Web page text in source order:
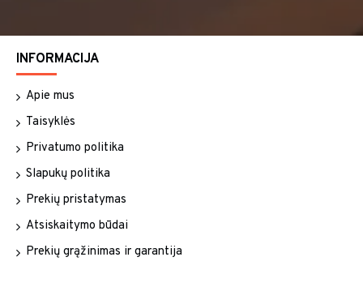
INFORMACIJA
Apie mus
Taisyklės
Privatumo politika
Slapukų politika
Prekių pristatymas
Atsiskaitymo būdai
Prekių grąžinimas ir garantija